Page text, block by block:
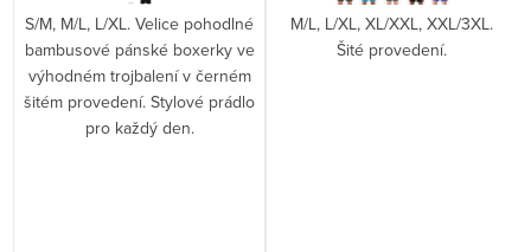
S/M, M/L, L/XL. Velice pohodlné
bambusové pánské boxerky ve
výhodném trojbalení v černém
šitém provedení. Stylové prádlo
pro každý den.
M/L, L/XL, XL/XXL, XXL/3XL.
Šité provedení.